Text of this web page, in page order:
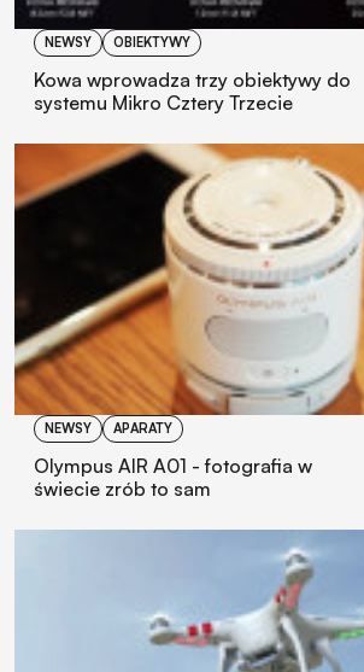
NEWSY OBIEKTYWY
Kowa wprowadza trzy obiektywy do
systemu Mikro Cztery Trzecie
NEWSY APARATY
Olympus AIR A01 - fotografia w
świecie zrób to sam